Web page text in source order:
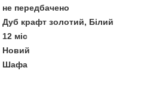
не передбачено
Дуб крафт золотий, Білий
12 міс
Новий
Шафа